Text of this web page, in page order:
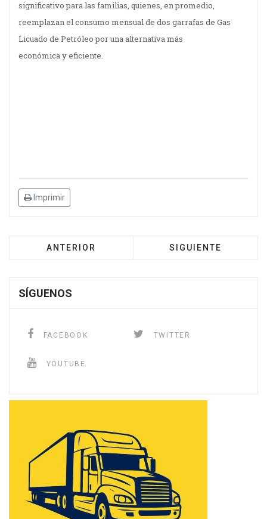
significativo para las familias, quienes, en promedio,
reemplazan el consumo mensual de dos garrafas de Gas
Licuado de Petróleo por una alternativa más
económica y eficiente.
Imprimir
ANTERIOR SIGUIENTE
SÍGUENOS
FACEBOOK TWITTER
YOUTUBE